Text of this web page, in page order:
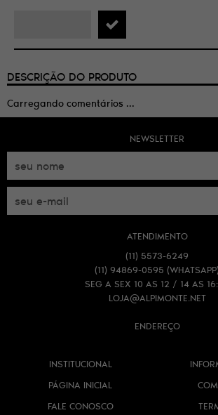
DESCRIÇÃO DO PRODUTO
Carregando comentários ...
NEWSLETTER
ATENDIMENTO
(11) 5573-6249
(11) 94869-0595 (WHATSAPP)
SEG A SEX 10 AS 12 / 14 AS
LOJA@ALPIMONTE.NET
ENDEREÇO
INSTITUCIONAL
PÁGINA INICIAL
FALE CONOSCO